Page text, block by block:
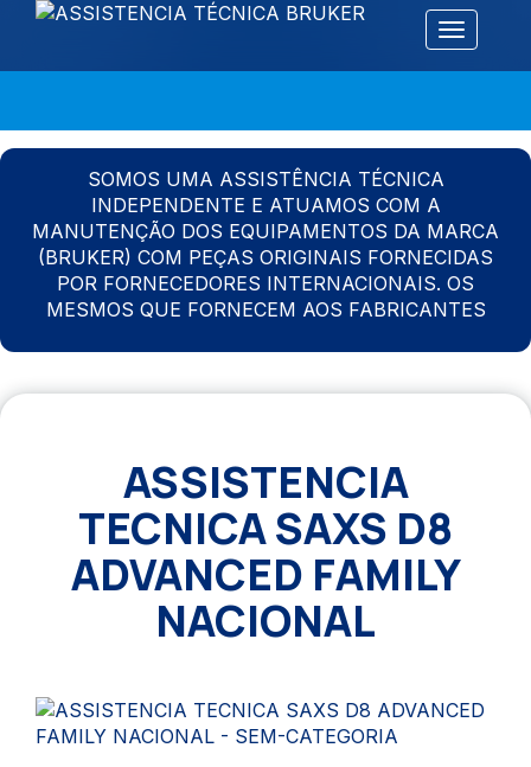
Alternar
SOMOS UMA ASSISTÊNCIA TÉCNICA
INDEPENDENTE E ATUAMOS COM A
MANUTENÇÃO DOS EQUIPAMENTOS DA MARCA
(BRUKER) COM PEÇAS ORIGINAIS FORNECIDAS
POR FORNECEDORES INTERNACIONAIS. OS
MESMOS QUE FORNECEM AOS FABRICANTES
ASSISTENCIA
TECNICA SAXS D8
ADVANCED FAMILY
NACIONAL